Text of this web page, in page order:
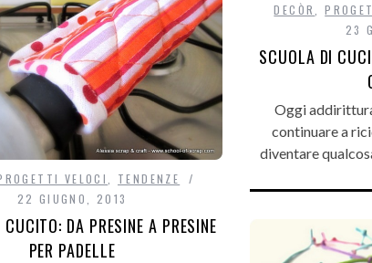
DECÒR ,
23
SCUOLA DI
Oggi
continuare a
diventare
VELOCI
TENDENZE
22 GIUGNO, 2013
DA PRESINE A PRESINE
PER PADELLE